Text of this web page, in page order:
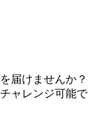
届けませんか？
ャレンジ可能で